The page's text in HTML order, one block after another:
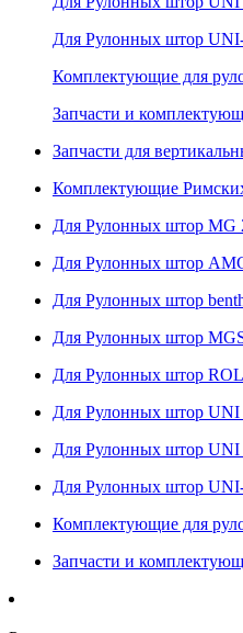
Для Рулонных штор
Комплектующие для
Запчасти и
Запчасти для
Комплектующие
Для Рулонных штор MG
Для Рулонных штор
Для Рулонных штор
Для Рулонных штор
Для Рулонных штор
Для Рулонных штор
Для Рулонных штор UNI
Для Рулонных штор
Комплектующие для
Запчасти и